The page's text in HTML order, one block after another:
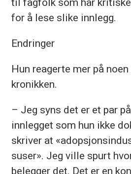
for å lese slike innlegg.
Endringer
Hun reagerte mer på
kronikken.
– Jeg syns det er et par
innlegget som hun ikke
skriver at
suser». Jeg ville spurt
belegger det. Det er en